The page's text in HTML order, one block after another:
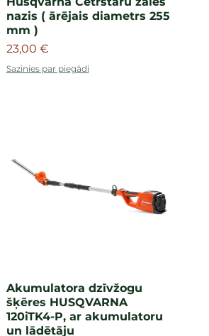
nazis ( ārējais diametrs 255
mm )
Cena
23,00 €
Sazinies par piegādi
Akumulatora dzīvžogu
šķēres HUSQVARNA
120iTK4-P, ar akumulatoru
un lādētāju